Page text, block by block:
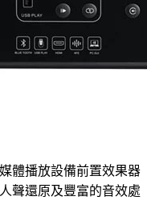
體播放設備前置效果器
聲還原及豐富的音效處